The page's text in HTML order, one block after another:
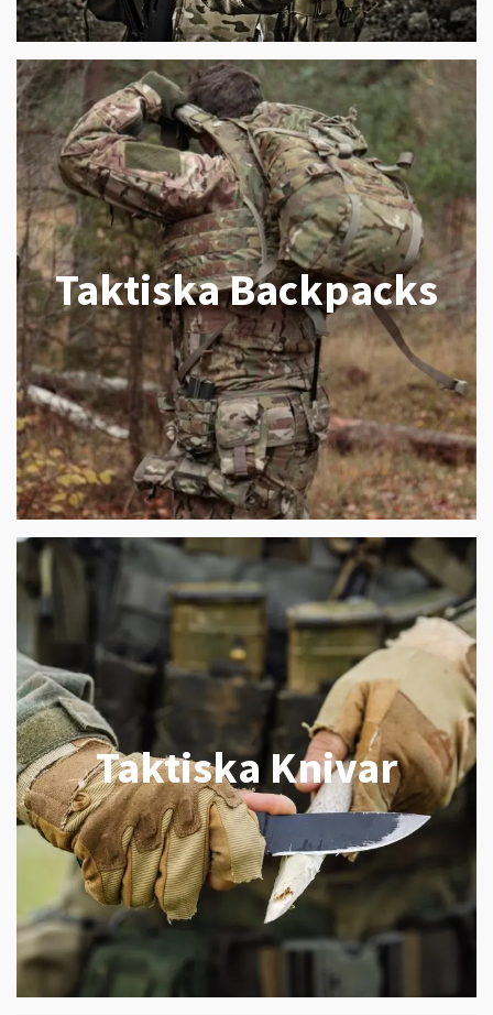
Taktiska Backpacks
Taktiska Knivar